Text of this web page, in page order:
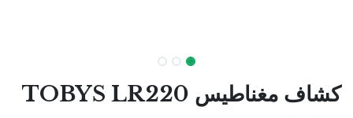
كشاف مغناطيس TOBYS LR220